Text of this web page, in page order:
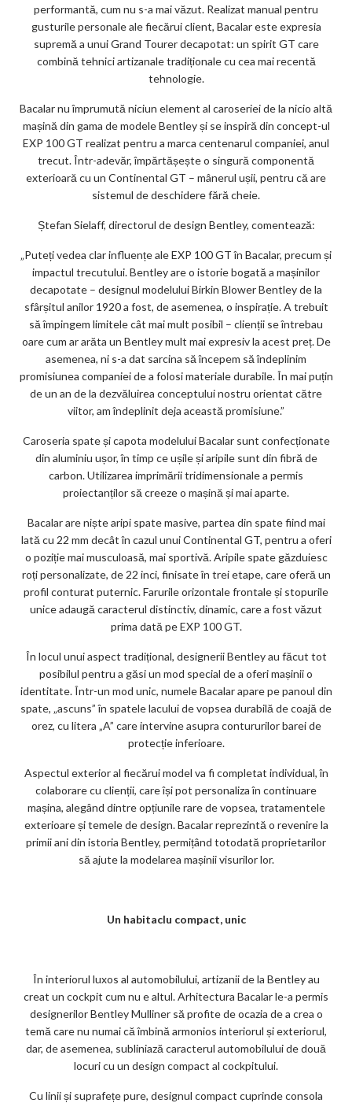
performantă, cum nu s-a mai văzut. Realizat manual pentru
gusturile personale ale fiecărui client, Bacalar este expresia
supremă a unui Grand Tourer decapotat: un spirit GT care
combină tehnici artizanale tradiționale cu cea mai recentă
tehnologie.
Bacalar nu împrumută niciun element al caroseriei de la nicio altă
mașină din gama de modele Bentley și se inspiră din concept-ul
EXP 100 GT realizat pentru a marca centenarul companiei, anul
trecut. Într-adevăr, împărtășește o singură componentă
exterioară cu un Continental GT – mânerul ușii, pentru că are
sistemul de deschidere fără cheie.
Ștefan Sielaff, directorul de design Bentley, comentează:
„Puteți vedea clar influențe ale EXP 100 GT în Bacalar, precum și
impactul trecutului. Bentley are o istorie bogată a mașinilor
decapotate – designul modelului Birkin Blower Bentley de la
sfârșitul anilor 1920 a fost, de asemenea, o inspirație. A trebuit
să împingem limitele cât mai mult posibil – clienții se întrebau
oare cum ar arăta un Bentley mult mai expresiv la acest preț. De
asemenea, ni s-a dat sarcina să începem să îndeplinim
promisiunea companiei de a folosi materiale durabile. În mai puțin
de un an de la dezvăluirea conceptului nostru orientat către
viitor, am îndeplinit deja această promisiune.”
Caroseria spate și capota modelului Bacalar sunt confecționate
din aluminiu ușor, în timp ce ușile și aripile sunt din fibră de
carbon. Utilizarea imprimării tridimensionale a permis
proiectanților să creeze o mașină și mai aparte.
Bacalar are niște aripi spate masive, partea din spate fiind mai
lată cu 22 mm decât în cazul unui Continental GT, pentru a oferi
o poziție mai musculoasă, mai sportivă. Aripile spate găzduiesc
roți personalizate, de 22 inci, finisate în trei etape, care oferă un
profil conturat puternic. Farurile orizontale frontale și stopurile
unice adaugă caracterul distinctiv, dinamic, care a fost văzut
prima dată pe EXP 100 GT.
În locul unui aspect tradițional, designerii Bentley au făcut tot
posibilul pentru a găsi un mod special de a oferi mașinii o
identitate. Într-un mod unic, numele Bacalar apare pe panoul din
spate, „ascuns” în spatele lacului de vopsea durabilă de coajă de
orez, cu litera „A” care intervine asupra contururilor barei de
protecție inferioare.
Aspectul exterior al fiecărui model va fi completat individual, în
colaborare cu clienții, care își pot personaliza în continuare
mașina, alegând dintre opțiunile rare de vopsea, tratamentele
exterioare și temele de design. Bacalar reprezintă o revenire la
primii ani din istoria Bentley, permițând totodată proprietarilor
să ajute la modelarea mașinii visurilor lor.
Un habitaclu compact, unic
În interiorul luxos al automobilului, artizanii de la Bentley au
creat un cockpit cum nu e altul. Arhitectura Bacalar le-a permis
designerilor Bentley Mulliner să profite de ocazia de a crea o
temă care nu numai că îmbină armonios interiorul și exteriorul,
dar, de asemenea, subliniază caracterul automobilului de două
locuri cu un design compact al cockpitului.
Cu linii și suprafețe pure, designul compact cuprinde consola